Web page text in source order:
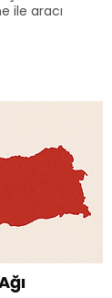
ile aracı